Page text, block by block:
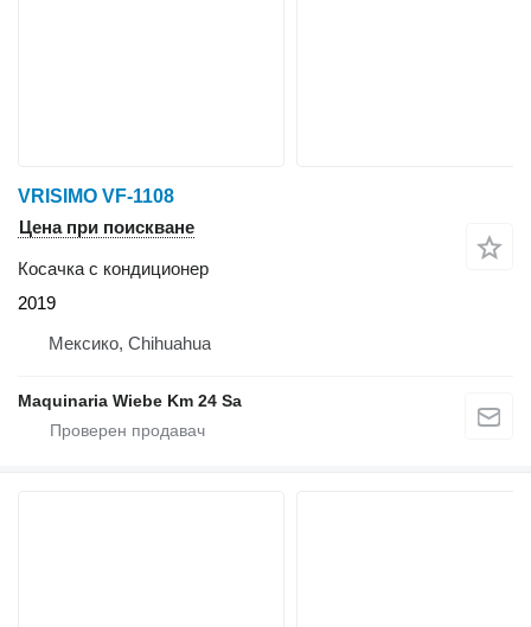
VRISIMO VF-1108
Цена при поискване
Косачка с кондиционер
2019
Мексико, Chihuahua
Maquinaria Wiebe Km 24 Sa